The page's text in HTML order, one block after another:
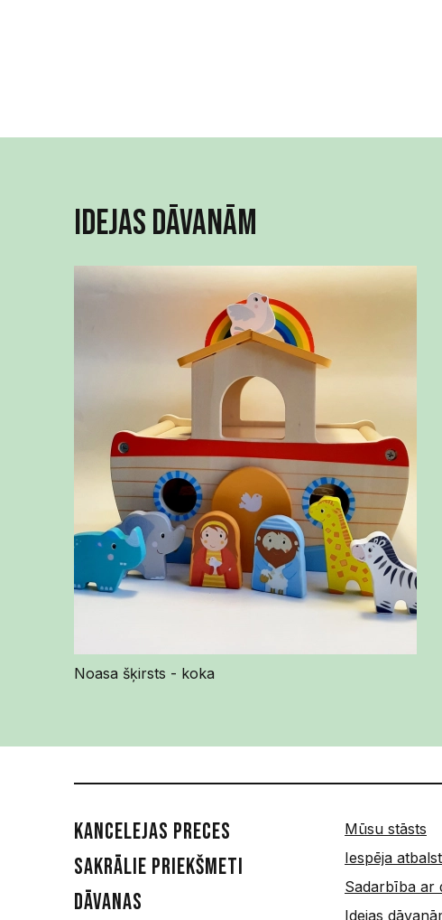
Idejas dāvanām
Noasa šķirsts - koka
Kancelejas preces
Sakrālie priekšmeti
Dāvanas
Mūsu stāsts
Iespēja
Sadarbība ar
Idejas